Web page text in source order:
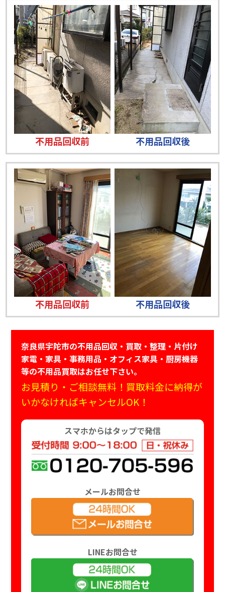
不用品回収前 不用品回収後
不用品回収前 不用品回収後
奈良県宇陀市の不用品回収・買取・整理・片付け
家電・家具・事務用品・オフィス家具・厨房機器
等の不用品買取はお任せ下さい。
お見積り・ご相談無料！買取料金に納得が
いかなければキャンセルOK！
スマホからはタップで発信
メールお問合せ
LINEお問合せ